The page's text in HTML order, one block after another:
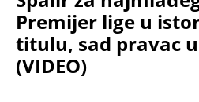
Premijer lige u
titulu, sad pravac
(VIDEO)